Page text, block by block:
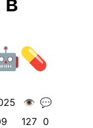
👁️
127
💬
0